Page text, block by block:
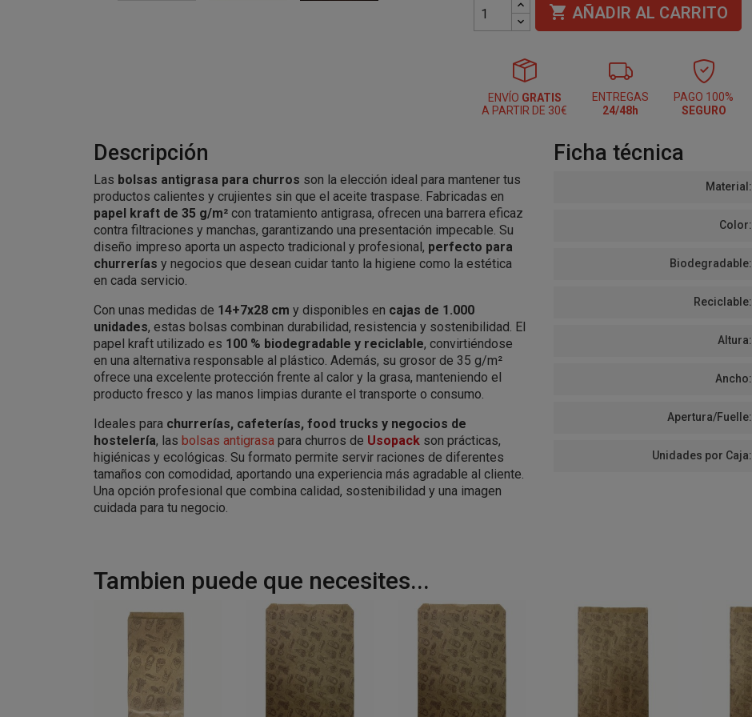
 AÑADIR AL CARRITO
ENVÍO GRATIS
A PARTIR DE 30€
ENTREGAS
24/48h
PAGO 100%
SEGURO
Descripción
Las bolsas antigrasa para churros son la elección ideal para mantener tus
productos calientes y crujientes sin que el aceite traspase. Fabricadas en
papel kraft de 35 g/m² con tratamiento antigrasa, ofrecen una barrera eficaz
contra filtraciones y manchas, garantizando una presentación impecable. Su
diseño impreso aporta un aspecto tradicional y profesional, perfecto para
churrerías y negocios que desean cuidar tanto la higiene como la estética
en cada servicio.
Con unas medidas de 14+7x28 cm y disponibles en cajas de 1.000
unidades, estas bolsas combinan durabilidad, resistencia y sostenibilidad. El
papel kraft utilizado es 100 % biodegradable y reciclable, convirtiéndose
en una alternativa responsable al plástico. Además, su grosor de 35 g/m²
ofrece una excelente protección frente al calor y la grasa, manteniendo el
producto fresco y las manos limpias durante el transporte o consumo.
Ideales para churrerías, cafeterías, food trucks y negocios de
hostelería, las bolsas antigrasa para churros de Usopack son prácticas,
higiénicas y ecológicas. Su formato permite servir raciones de diferentes
tamaños con comodidad, aportando una experiencia más agradable al cliente.
Una opción profesional que combina calidad, sostenibilidad y una imagen
cuidada para tu negocio.
Ficha técnica
Material:
Color:
Biodegradable:
Reciclable:
Altura:
Ancho:
Apertura/Fuelle:
Unidades por Caja:
Tambien puede que necesites...